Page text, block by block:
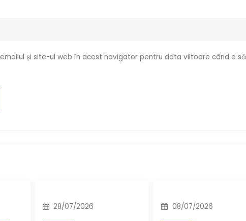
și site-ul web în acest navigator pentru data viitoare când o să
28/07/2026 08/07/2026